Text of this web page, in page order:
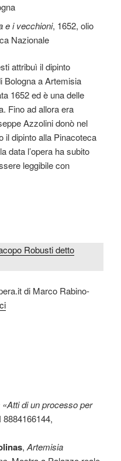
e i vecchioni, 1652, olio
Nazionale
attribuì il dipinto
Bologna a Artemisia
1652 ed è una delle
Fino ad allora era
Azzolini donò nel
il dipinto alla Pinacoteca
data l’opera ha subito
leggibile con
Robusti detto
di Marco Rabino-
di un processo per
, Artemisia